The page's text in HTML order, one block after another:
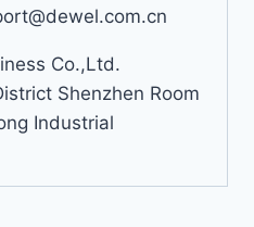
Co.,Ltd.
Shenzhen Room
Industrial